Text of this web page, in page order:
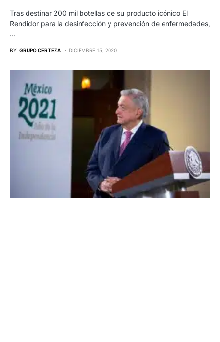
Tras destinar 200 mil botellas de su producto icónico El
Rendidor para la desinfección y prevención de enfermedades,
…
BY GRUPO CERTEZA DICIEMBRE 15, 2020